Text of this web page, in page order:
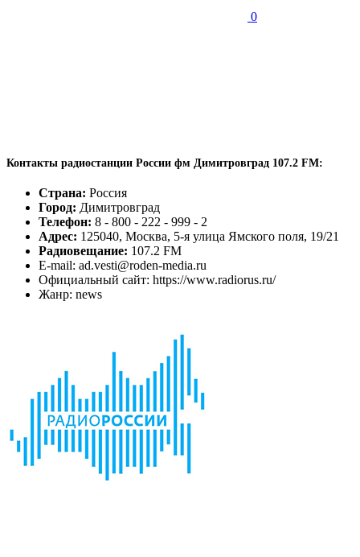
0
Контакты радиостанции России фм Димитровград 107.2 FM:
Страна: Россия
Город: Димитровград
Телефон: 8 - 800 - 222 - 999 - 2
Адрес: 125040, Москва, 5-я улица Ямского поля, 19/21
Радиовещание: 107.2 FM
E-mail: ad.vesti@roden-media.ru
Официальный сайт: https://www.radiorus.ru/
Жанр: news